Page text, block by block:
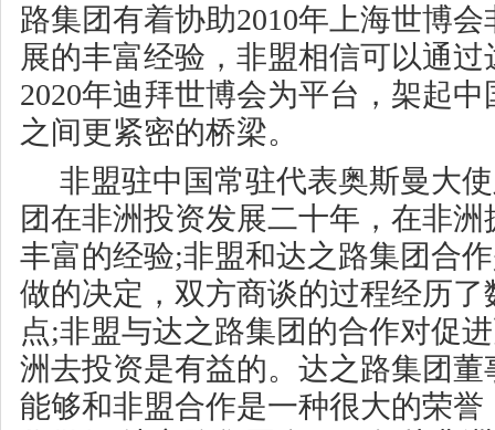
路集团有着协助2010年上海世博
展的丰富经验，非盟相信可以通
2020年迪拜世博会为平台，架起
之间更紧密的桥梁。
非盟驻中国常驻代表奥斯曼大
团在非洲投资发展二十年，在非
丰富的经验;非盟和达之路集团合
做的决定，双方商谈的过程经历
点;非盟与达之路集团的合作对促
洲去投资是有益的。达之路集团
能够和非盟合作是一种很大的荣